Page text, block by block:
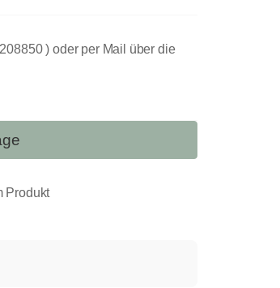
) oder per Mail über die